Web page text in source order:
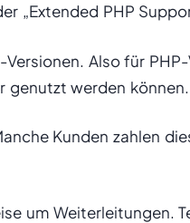
„Extended PHP
Also für
genutzt werden können.
Kunden zahlen
um Weiterleitungen.